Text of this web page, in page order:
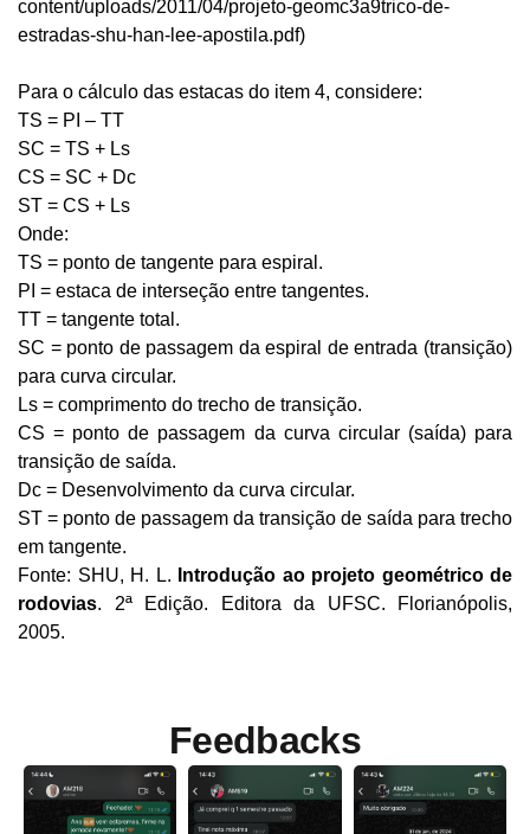
content/uploads/2011/04/projeto-geomc3a9trico-de-
estradas-shu-han-lee-apostila.pdf)
Para o cálculo das estacas do item 4, considere:
TS = PI – TT
SC = TS + Ls
CS = SC + Dc
ST = CS + Ls
Onde:
TS = ponto de tangente para espiral.
PI = estaca de interseção entre tangentes.
TT = tangente total.
SC = ponto de passagem da espiral de entrada (transição)
para curva circular.
Ls = comprimento do trecho de transição.
CS = ponto de passagem da curva circular (saída) para
transição de saída.
Dc = Desenvolvimento da curva circular.
ST = ponto de passagem da transição de saída para trecho
em tangente.
Fonte: SHU, H. L.
Introdução ao projeto geométrico de
rodovias. 2ª Edição. Editora da UFSC. Florianópolis,
2005.
Feedbacks